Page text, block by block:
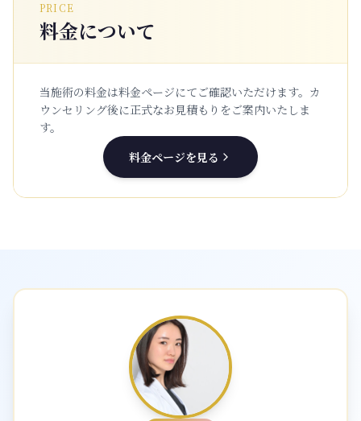
PRICE
料金について
当施術の料金は料金ページにてご確認いただけます。 カ
ウンセリング後に正式なお見積もりをご案内いたしま
す。
料金ページを見る